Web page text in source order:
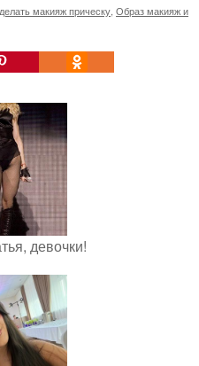
макияж прическу Образ макияж и
девочки!